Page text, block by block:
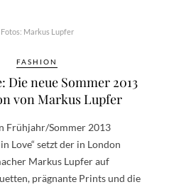
Fotos: Markus Lupfer
FASHION
Die neue Sommer 2013
von Markus Lupfer
Frühjahr/Sommer 2013
Love“ setzt der in London
Markus Lupfer auf
prägnante Prints und die